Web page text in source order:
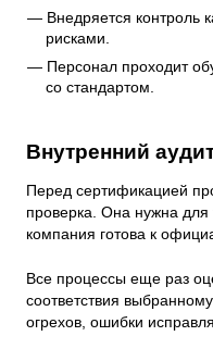
Внедряется контроль
рисками.
Персонал проходит
со стандартом.
Внутренний
Перед сертификацией
проверка. Она нужна для
компания готова к
Все процессы еще раз
соответствия
огрехов, ошибки